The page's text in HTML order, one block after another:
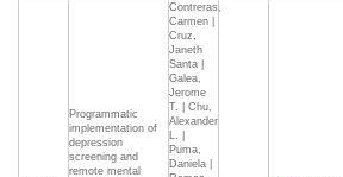
Programmatic
implementation of
depression
screening and
remote mental
Contreras,
Carmen |
Cruz,
Janeth
Santa |
Galea,
Jerome
T. | Chu,
Alexander
L. |
Puma,
Daniela |